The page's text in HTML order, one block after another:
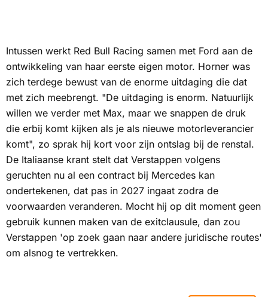
Intussen werkt Red Bull Racing samen met Ford aan de
ontwikkeling van haar eerste eigen motor. Horner was
zich terdege bewust van de enorme uitdaging die dat
met zich meebrengt. "De uitdaging is enorm. Natuurlijk
willen we verder met Max, maar we snappen de druk
die erbij komt kijken als je als nieuwe motorleverancier
komt", zo sprak hij kort voor zijn ontslag bij de renstal.
De Italiaanse krant stelt dat Verstappen volgens
geruchten nu al een contract bij Mercedes kan
ondertekenen, dat pas in 2027 ingaat zodra de
voorwaarden veranderen. Mocht hij op dit moment geen
gebruik kunnen maken van de exitclausule, dan zou
Verstappen 'op zoek gaan naar andere juridische routes'
om alsnog te vertrekken.